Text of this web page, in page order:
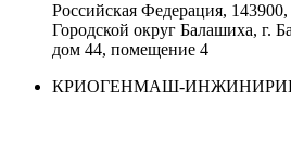
Российская Федерация,
Городской округ Балашиха, г.
дом 44, помещение 4
КРИОГЕНМАШ-